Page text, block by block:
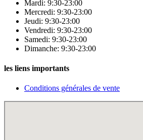
Mardi: 9:30-23:00
Mercredi: 9:30-23:00
Jeudi: 9:30-23:00
Vendredi: 9:30-23:00
Samedi: 9:30-23:00
Dimanche: 9:30-23:00
les liens importants
Conditions générales de vente